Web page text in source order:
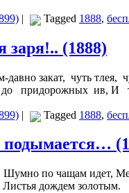
| Tagged 1888,
заря!.. (1888)
давно закат, чуть
придорожных ив, И
| Tagged 1888,
подымается…
Шумно по чащам идет,
Листья дождем